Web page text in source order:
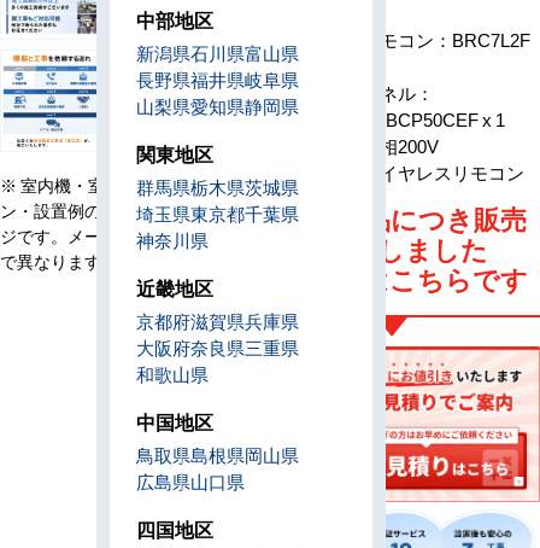
※ 室内機・室外機・リモコ
ン・設置例の画像はイメー
ジです。メーカー、機種等
で異なります。
リモコン：BRC7L2F
パネル：
BYBCP50CEF x 1
単相200V
ワイヤレスリモコン
旧型番商品につき販売
は終了しました
後継機種はこちらです
中部地区
新潟県石川県富山県
長野県福井県岐阜県
山梨県愛知県静岡県
関東地区
群馬県栃木県茨城県
埼玉県東京都千葉県
神奈川県
近畿地区
京都府滋賀県兵庫県
大阪府奈良県三重県
和歌山県
中国地区
鳥取県島根県岡山県
広島県山口県
四国地区